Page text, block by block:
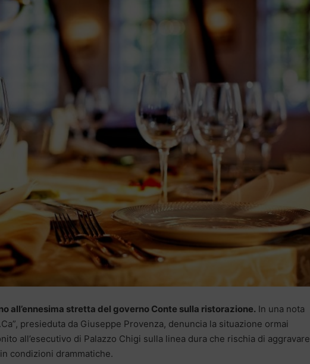
all’ennesima stretta del governo Conte sulla ristorazione. In una nota
presieduta da Giuseppe Provenza, denuncia la situazione ormai
all’esecutivo di Palazzo Chigi sulla linea dura che rischia di aggravare
condizioni drammatiche.